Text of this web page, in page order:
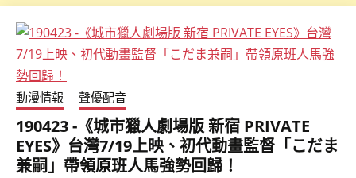
動漫情報 聲優配音
190423 -《城市獵人劇場版 新宿 PRIVATE
EYES》台灣7/19上映、初代動畫監督「こだま
兼嗣」帶領原班人馬強勢回歸！